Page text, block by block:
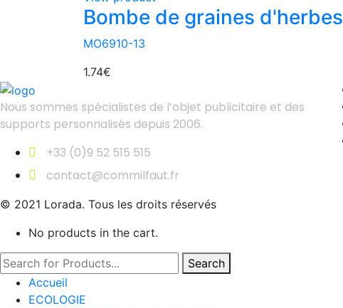
Bombe de graines d'herbes
MO6910-13
1.74€
Nous sommes spécialistes de l’objet publicitaire et des
supports personnalisés depuis 2006.
+33 (0)9 52 515 515
contact@commilfaut.fr
© 2021 Lorada. Tous les droits réservés
No products in the cart.
Search
Accueil
ECOLOGIE